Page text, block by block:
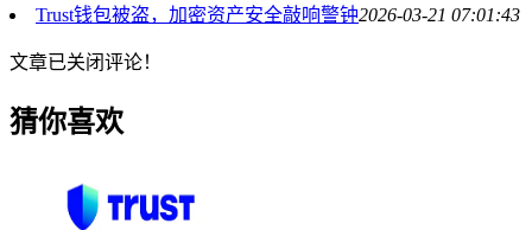
Trust钱包被盗，加密资产安全敲响警钟2026-03-21 07:01:43
文章已关闭评论！
猜你喜欢